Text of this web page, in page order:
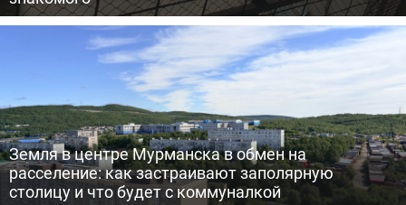
Земля в центре Мурманска в обмен на
расселение: как застраивают заполярную
столицу и что будет с коммуналкой